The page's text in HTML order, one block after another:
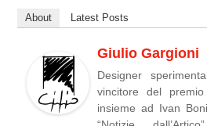
About Latest Posts
Giulio Gargioni
Designer
vincitore del
insieme ad Ivan